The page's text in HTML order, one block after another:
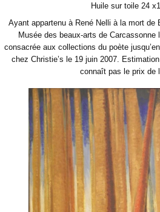
Huile sur toile 24
Ayant appartenu à René Nelli à la mort de
Musée des beaux-arts de Carcassonne
consacrée aux collections du poète
chez Christie’s le 19 juin 2007.
connaît pas le prix de